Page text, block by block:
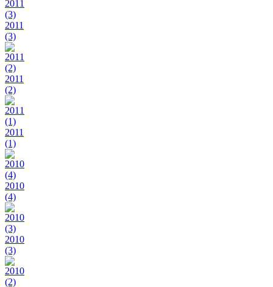
2011
(3)
2011
(2)
2011
(1)
2010
(4)
2010
(3)